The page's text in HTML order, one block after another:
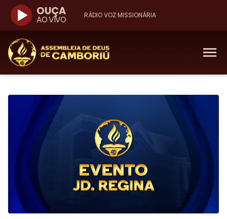
RÁDIO VOZ MISSIONÁRIA
OUÇA
AO VIVO